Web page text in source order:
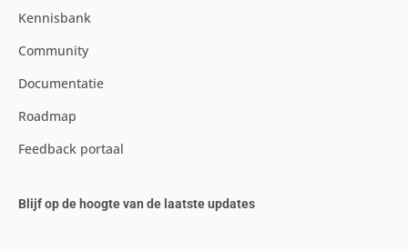
Kennisbank
Community
Documentatie
Roadmap
Feedback portaal
Blijf op de hoogte van de laatste updates